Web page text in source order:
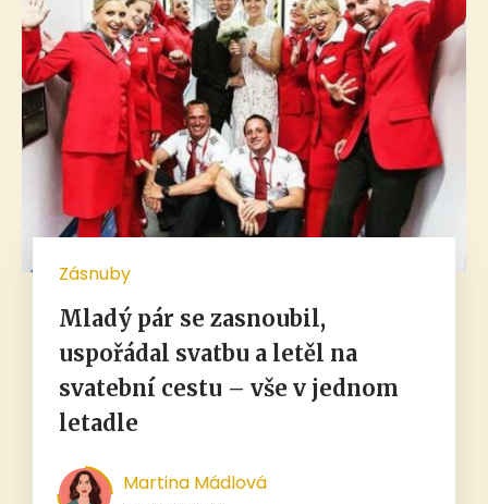
Zásnuby
Mladý pár se zasnoubil,
uspořádal svatbu a letěl na
svatební cestu – vše v jednom
letadle
Martina Mádlová